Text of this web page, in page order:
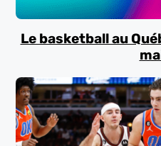
Le basketball au